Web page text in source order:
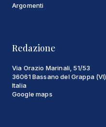
Argomenti
Redazione
Via Orazio Marinali, 51/53
36061 Bassano del Grappa (VI)
Italia
Google maps